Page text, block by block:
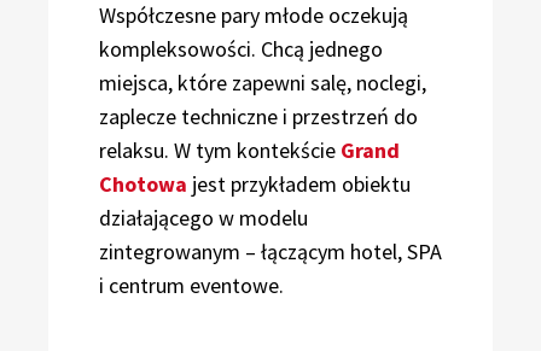
Współczesne pary młode oczekują
kompleksowości. Chcą jednego
miejsca, które zapewni salę, noclegi,
zaplecze techniczne i przestrzeń do
relaksu. W tym kontekście Grand
Chotowa jest przykładem obiektu
działającego w modelu
zintegrowanym – łączącym hotel, SPA
i centrum eventowe.